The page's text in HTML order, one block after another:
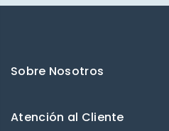
Sobre Nosotros
Atención al Cliente